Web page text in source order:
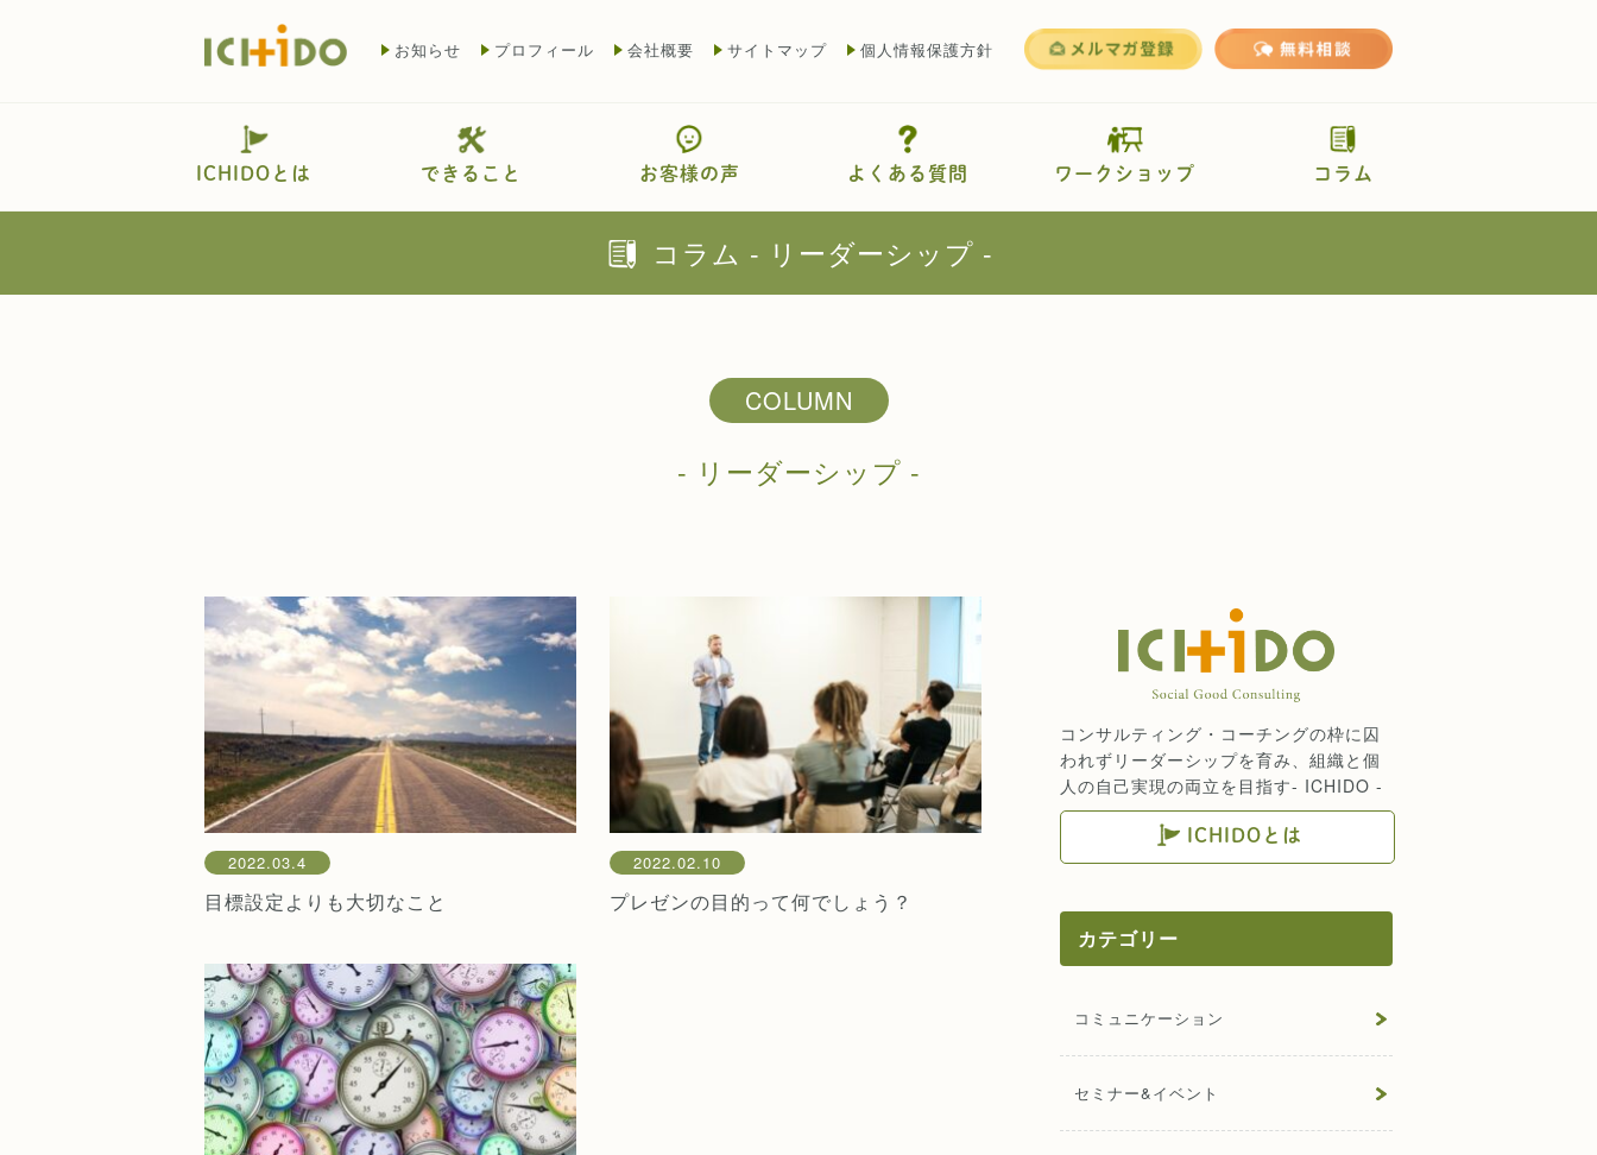
お知らせ プロフィール 会社概要 サイトマップ 個人情報保護方針
ICHIDOとは できること お客様の声 よくある質問 ワークショップ コラム
コラム - リーダーシップ -
COLUMN
- リーダーシップ -
2022.03.4
目標設定よりも大切なこと
2022.02.10
プレゼンの目的って何でしょう？
コンサルティング・コーチングの枠に囚
われずリーダーシップを育み、組織と個
人の自己実現の両立を目指す- ICHIDO -
ICHIDOとは
カテゴリー
コミュニケーション
セミナー&イベント